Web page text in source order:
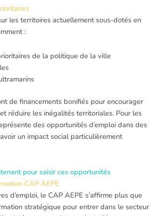
les territoires actuellement sous-dotés en
:
de la politique de la ville
de financements bonifiés pour encourager
réduire les inégalités territoriales. Pour les
des opportunités d’emploi dans des
un impact social particulièrement
pour saisir ces opportunités
CAP AEPE
d’emploi, le CAP AEPE s’affirme plus que
stratégique pour entrer dans le secteur